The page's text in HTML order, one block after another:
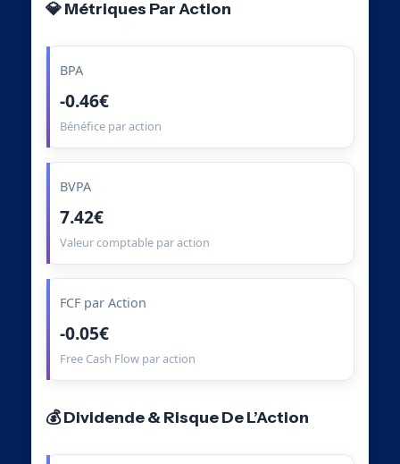
💎 Métriques Par Action
BPA
-0.46€
Bénéfice par action
BVPA
7.42€
Valeur comptable par action
FCF par Action
-0.05€
Free Cash Flow par action
💰 Dividende & Risque De L’Action